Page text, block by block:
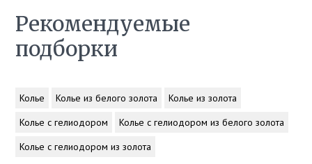
Рекомендуемые
подборки
Колье Колье из белого золота
Колье из золота
Колье с гелиодором
Колье с гелиодором из белого золота
Колье с гелиодором из золота